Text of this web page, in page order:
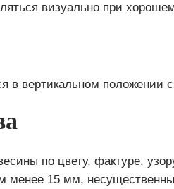
визуально при
в вертикальном положении
по цвету, фактуре,
15 мм,